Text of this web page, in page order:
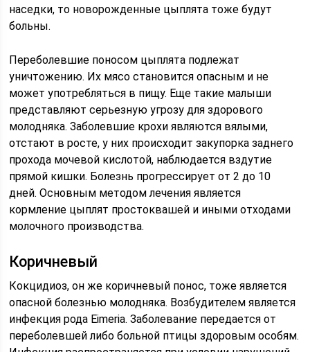
наседки, то новорожденные цыплята тоже будут
больны.
Переболевшие поносом цыплята подлежат
уничтожению. Их мясо становится опасным и не
может употребляться в пищу. Еще такие малыши
представляют серьезную угрозу для здорового
молодняка. Заболевшие крохи являются вялыми,
отстают в росте, у них происходит закупорка заднего
прохода мочевой кислотой, наблюдается вздутие
прямой кишки. Болезнь прогрессирует от 2 до 10
дней. Основным методом лечения является
кормление цыплят простоквашей и иными отходами
молочного производства.
Коричневый
Кокцидиоз, он же коричневый понос, тоже является
опасной болезнью молодняка. Возбудителем является
инфекция рода Eimeria. Заболевание передается от
переболевшей либо больной птицы здоровым особям.